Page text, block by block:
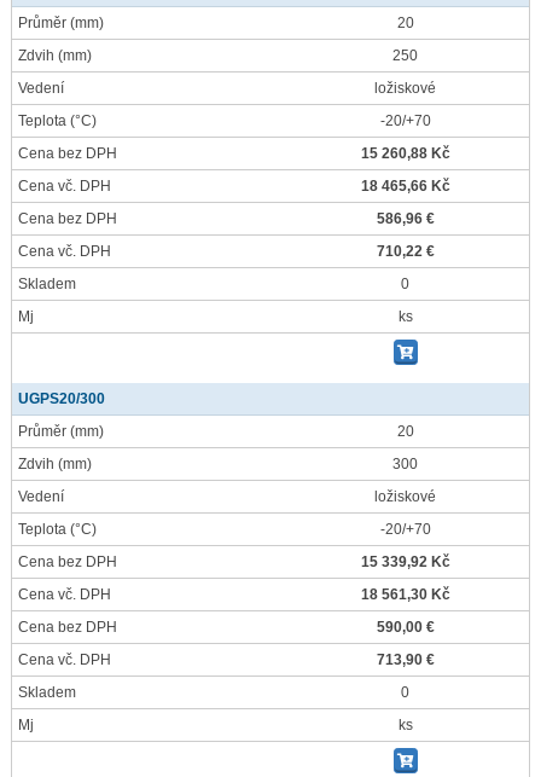
Průměr (mm)
20
Zdvih (mm)
250
Vedení
ložiskové
Teplota (°C)
-20/+70
Cena bez DPH
15 260,88 Kč
Cena vč. DPH
18 465,66 Kč
Cena bez DPH
586,96 €
Cena vč. DPH
710,22 €
Skladem
0
Mj
ks
UGPS20/300
Průměr (mm)
20
Zdvih (mm)
300
Vedení
ložiskové
Teplota (°C)
-20/+70
Cena bez DPH
15 339,92 Kč
Cena vč. DPH
18 561,30 Kč
Cena bez DPH
590,00 €
Cena vč. DPH
713,90 €
Skladem
0
Mj
ks